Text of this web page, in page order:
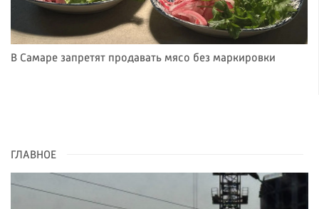
В Самаре запретят продавать мясо без маркировки
ГЛАВНОЕ